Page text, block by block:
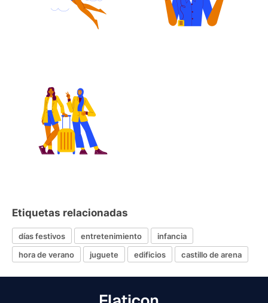
Etiquetas relacionadas
días festivos entretenimiento
infancia
hora de verano
juguete edificios castillo de arena